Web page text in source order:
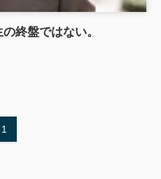
終盤ではない。
1